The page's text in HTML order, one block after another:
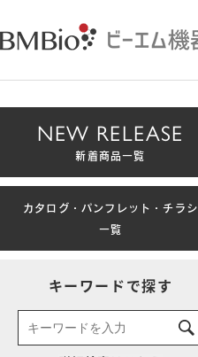
NEW RELEASE
新着商品一覧
カタログ・パンフレット・チラシ
一覧
キーワードで探す